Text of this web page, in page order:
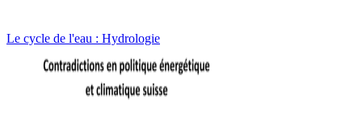
Le cycle de l'eau : Hydrologie